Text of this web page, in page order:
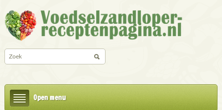
Open menu